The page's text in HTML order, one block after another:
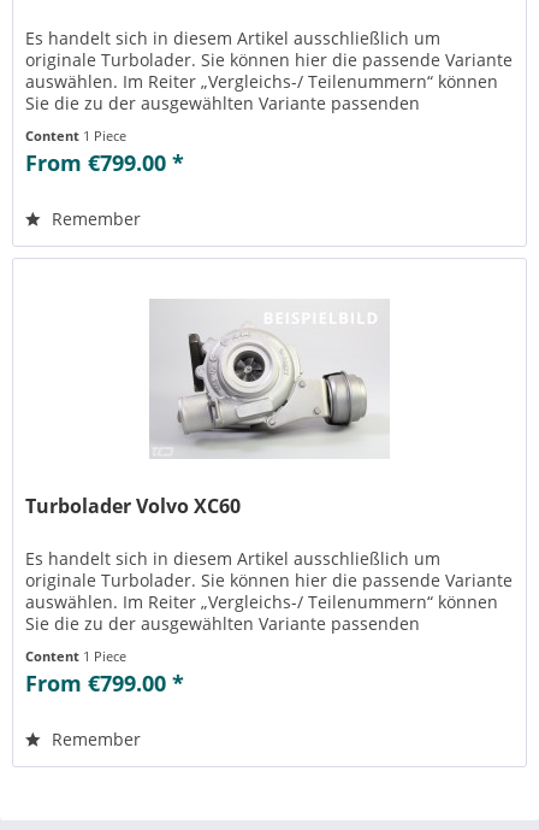
Es handelt sich in diesem Artikel ausschließlich um
originale Turbolader. Sie können hier die passende Variante
auswählen. Im Reiter „Vergleichs-/ Teilenummern“ können
Sie die zu der ausgewählten Variante passenden
Content 1 Piece
From €799.00 *
Remember
Turbolader Volvo XC60
Es handelt sich in diesem Artikel ausschließlich um
originale Turbolader. Sie können hier die passende Variante
auswählen. Im Reiter „Vergleichs-/ Teilenummern“ können
Sie die zu der ausgewählten Variante passenden
Content 1 Piece
From €799.00 *
Remember